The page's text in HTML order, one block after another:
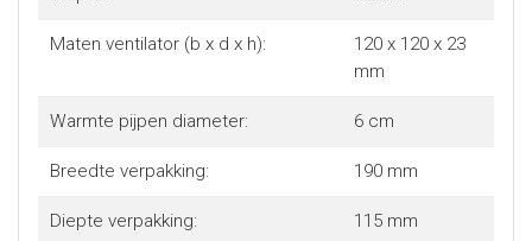
Maten ventilator (b x d x h):
120 x 120 x 23
mm
Warmte pijpen diameter: 6 cm
Breedte verpakking: 190 mm
Diepte verpakking: 115 mm